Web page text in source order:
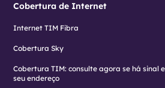
Cobertura de Internet
Internet TIM Fibra
Cobertura Sky
Cobertura TIM: consulte agora se há sinal
seu endereço